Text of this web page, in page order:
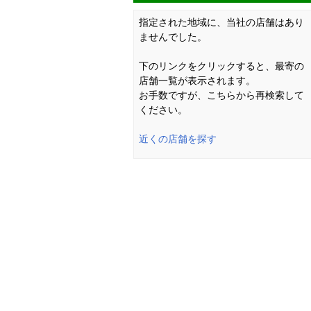
指定された地域に、当社の店舗はあり
ませんでした。
下のリンクをクリックすると、最寄の
店舗一覧が表示されます。
お手数ですが、こちらから再検索して
ください。
近くの店舗を探す